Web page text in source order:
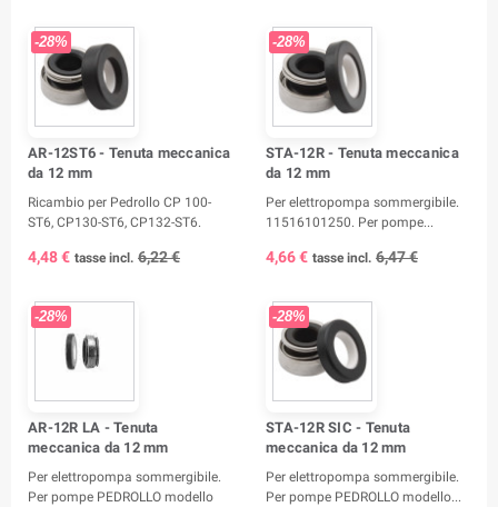
-28%
AR-12ST6 - Tenuta meccanica
da 12 mm
Ricambio per Pedrollo CP 100-
ST6, CP130-ST6, CP132-ST6.
4,48 € tasse incl. 6,22 €
-28%
STA-12R - Tenuta meccanica
da 12 mm
Per elettropompa sommergibile.
11516101250. Per pompe...
4,66 € tasse incl. 6,47 €
-28%
AR-12R LA - Tenuta
meccanica da 12 mm
Per elettropompa sommergibile.
Per pompe PEDROLLO modello
-28%
STA-12R SIC - Tenuta
meccanica da 12 mm
Per elettropompa sommergibile.
Per pompe PEDROLLO modello...